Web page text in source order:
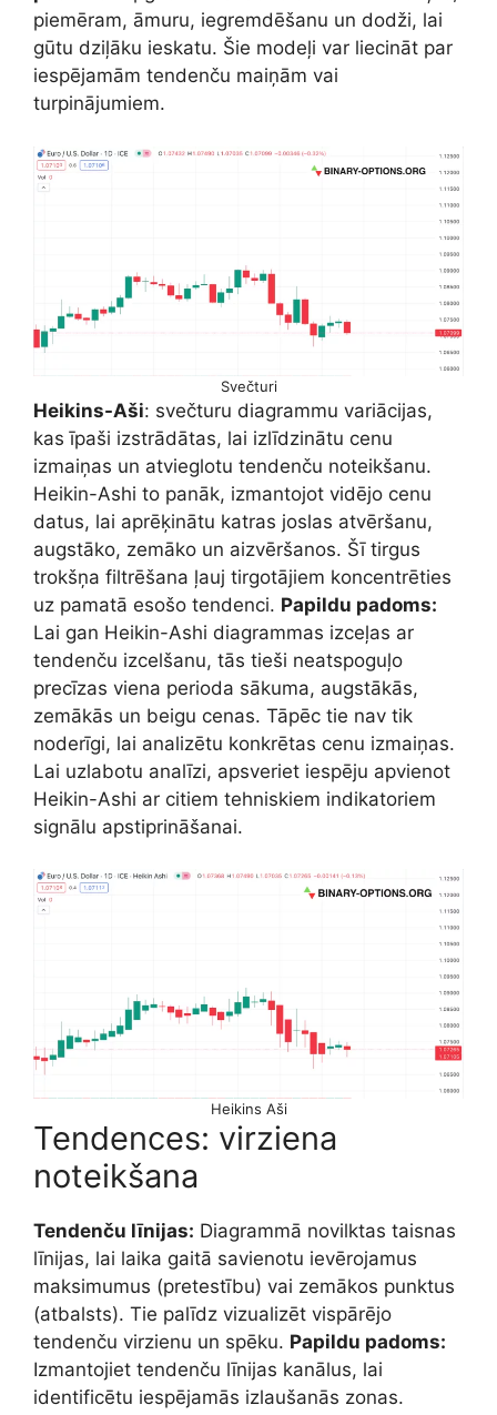
piemēram, āmuru, iegremdēšanu un dodži, lai
gūtu dziļāku ieskatu. Šie modeļi var liecināt par
iespējamām tendenču maiņām vai
turpinājumiem.
Svečturi
Heikins-Aši: svečturu diagrammu variācijas,
kas īpaši izstrādātas, lai izlīdzinātu cenu
izmaiņas un atvieglotu tendenču noteikšanu.
Heikin-Ashi to panāk, izmantojot vidējo cenu
datus, lai aprēķinātu katras joslas atvēršanu,
augstāko, zemāko un aizvēršanos. Šī tirgus
trokšņa filtrēšana ļauj tirgotājiem koncentrēties
uz pamatā esošo tendenci. Papildu padoms:
Lai gan Heikin-Ashi diagrammas izceļas ar
tendenču izcelšanu, tās tieši neatspoguļo
precīzas viena perioda sākuma, augstākās,
zemākās un beigu cenas. Tāpēc tie nav tik
noderīgi, lai analizētu konkrētas cenu izmaiņas.
Lai uzlabotu analīzi, apsveriet iespēju apvienot
Heikin-Ashi ar citiem tehniskiem indikatoriem
signālu apstiprināšanai.
Heikins Aši
Tendences: virziena
noteikšana
Tendenču līnijas: Diagrammā novilktas taisnas
līnijas, lai laika gaitā savienotu ievērojamus
maksimumus (pretestību) vai zemākos punktus
(atbalsts). Tie palīdz vizualizēt vispārējo
tendenču virzienu un spēku. Papildu padoms:
Izmantojiet tendenču līnijas kanālus, lai
identificētu iespējamās izlaušanās zonas.